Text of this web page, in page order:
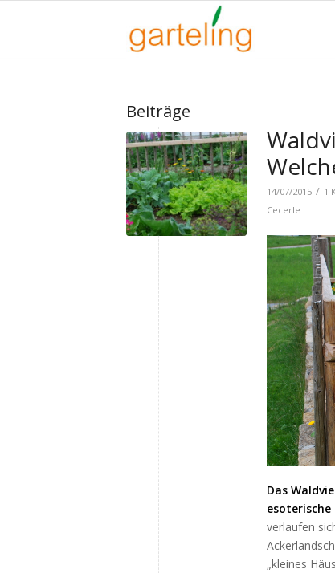
Beiträge
14/07/2015 / 1
Cecerle
Das
verlaufen
„kleines